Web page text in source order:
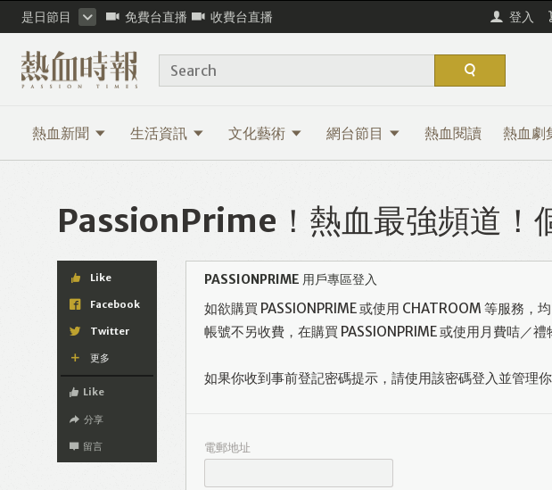
是日節目 免費台直播 收費台直播 登入
熱血新聞 生活資訊 文化藝術 網台節目 熱血閱讀 熱血劇
Search
PassionPrime！熱血最強頻道！
Like
Facebook
Twitter
更多
Like
分享
留言
PASSIONPRIME 用戶專區登入
如欲購買 PASSIONPRIME 或使用 CHATROOM 等服務，
帳號不另收費，在購買 PASSIONPRIME 或使用月費咭／
如果你收到事前登記密碼提示，請使用該密碼登入並管理你
電郵地址